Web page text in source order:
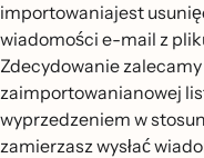
importowaniajest
wiadomości e-mail z
Zdecydowanie
zaimportowanianowej
wyprzedzeniem w
zamierzasz wysłać